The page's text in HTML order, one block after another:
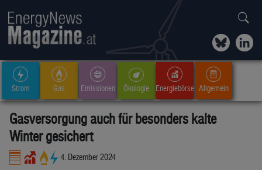
Strom Gas Emissionen Ökologie Energiebörse Allgemein
Gasversorgung auch für besonders kalte
Winter gesichert
4. Dezember 2024